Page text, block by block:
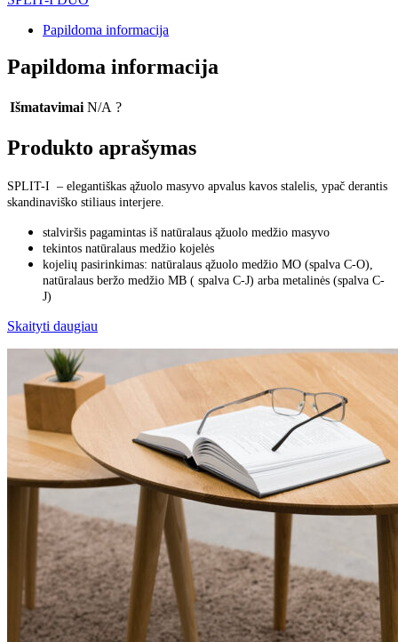
Papildoma informacija
Papildoma informacija
Išmatavimai N/A ?
Produkto aprašymas
SPLIT-I – elegantiškas ąžuolo masyvo apvalus kavos stalelis, ypač derantis
skandinaviško stiliaus interjere.
stalviršis pagamintas iš natūralaus ąžuolo medžio masyvo
tekintos natūralaus medžio kojelės
kojelių pasirinkimas: natūralaus ąžuolo medžio MO (spalva C-O),
natūralaus beržo medžio MB ( spalva C-J) arba metalinės (spalva C-
J)
Skaityti daugiau